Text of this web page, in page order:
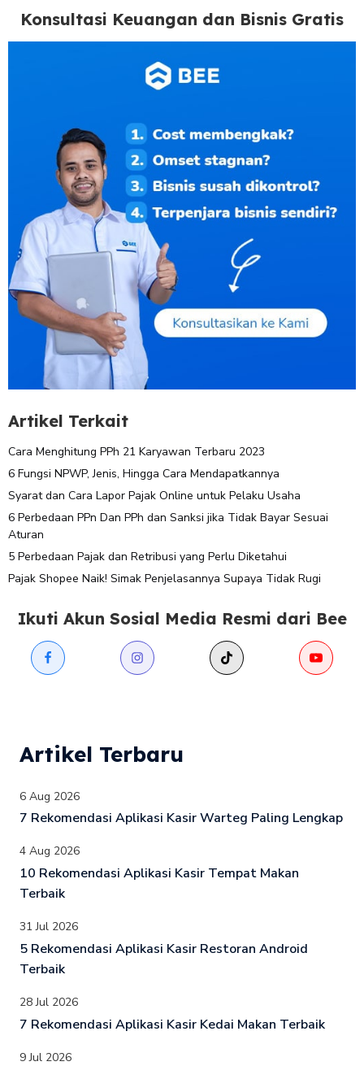
Konsultasi Keuangan dan Bisnis Gratis
Artikel Terkait
Cara Menghitung PPh 21 Karyawan Terbaru 2023
6 Fungsi NPWP, Jenis, Hingga Cara Mendapatkannya
Syarat dan Cara Lapor Pajak Online untuk Pelaku Usaha
6 Perbedaan PPn Dan PPh dan Sanksi jika Tidak Bayar Sesuai
Aturan
5 Perbedaan Pajak dan Retribusi yang Perlu Diketahui
Pajak Shopee Naik! Simak Penjelasannya Supaya Tidak Rugi
Ikuti Akun Sosial Media Resmi dari Bee
Artikel Terbaru
6 Aug 2026
7 Rekomendasi Aplikasi Kasir Warteg Paling Lengkap
4 Aug 2026
10 Rekomendasi Aplikasi Kasir Tempat Makan
Terbaik
31 Jul 2026
5 Rekomendasi Aplikasi Kasir Restoran Android
Terbaik
28 Jul 2026
7 Rekomendasi Aplikasi Kasir Kedai Makan Terbaik
9 Jul 2026